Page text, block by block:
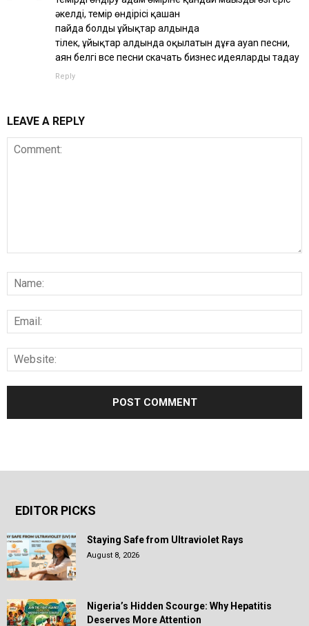
әкелді, темір өндірісі қашан
пайда болды ұйықтар алдында
тілек, ұйықтар алдында оқылатын дұға ayan песни,
аян белгі все песни скачать бизнес идеяларды таңдау
Reply
LEAVE A REPLY
EDITOR PICKS
Staying Safe from Ultraviolet Rays
August 8, 2026
Nigeria’s Hidden Scourge: Why Hepatitis
Deserves More Attention